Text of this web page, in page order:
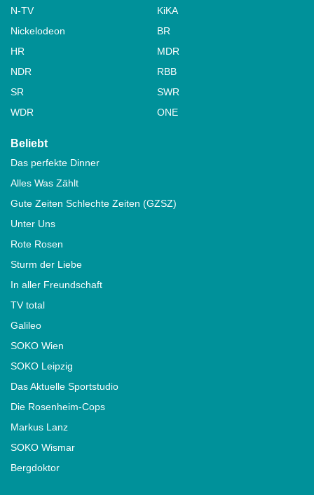
N-TV
KiKA
Nickelodeon
BR
HR
MDR
NDR
RBB
SR
SWR
WDR
ONE
Beliebt
Das perfekte Dinner
Alles Was Zählt
Gute Zeiten Schlechte Zeiten (GZSZ)
Unter Uns
Rote Rosen
Sturm der Liebe
In aller Freundschaft
TV total
Galileo
SOKO Wien
SOKO Leipzig
Das Aktuelle Sportstudio
Die Rosenheim-Cops
Markus Lanz
SOKO Wismar
Bergdoktor